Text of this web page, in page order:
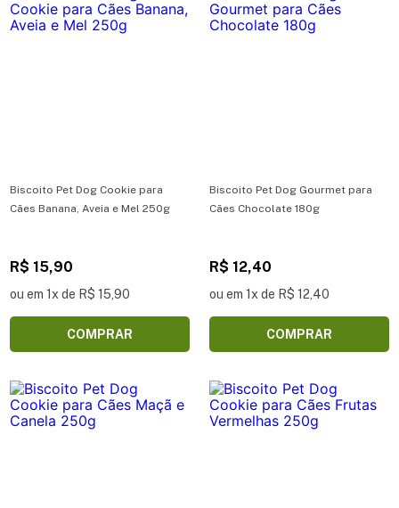
Biscoito Pet Dog Cookie para
Cães Banana, Aveia e Mel 250g
R$ 15,90
ou em 1x de R$ 15,90
COMPRAR
Biscoito Pet Dog Gourmet para
Cães Chocolate 180g
R$ 12,40
ou em 1x de R$ 12,40
COMPRAR